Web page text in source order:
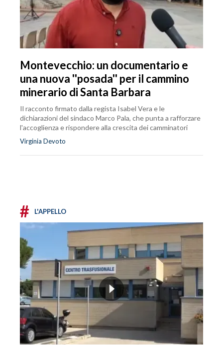
Montevecchio: un documentario e
una nuova ''posada'' per il cammino
minerario di Santa Barbara
Il racconto firmato dalla regista Isabel Vera e le
dichiarazioni del sindaco Marco Pala, che punta a rafforzare
l'accoglienza e rispondere alla crescita dei camminatori
Virginia Devoto
# L'APPELLO